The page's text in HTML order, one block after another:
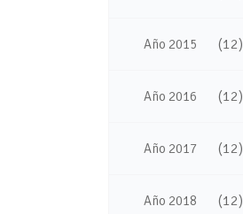
Año 2015 (12)
Año 2016 (12)
Año 2017 (12)
Año 2018 (12)